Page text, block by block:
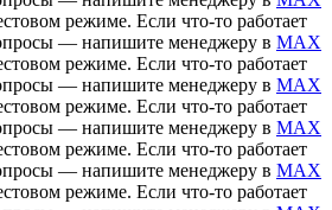
режиме. Если что-то работает
— напишите менеджеру в MAX
режиме. Если что-то работает
— напишите менеджеру в MAX
режиме. Если что-то работает
— напишите менеджеру в MAX
режиме. Если что-то работает
— напишите менеджеру в MAX
режиме. Если что-то работает